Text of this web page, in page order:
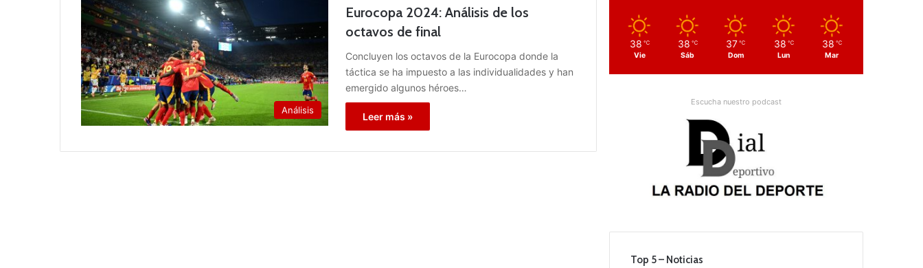
Análisis
Eurocopa 2024: Análisis de los
octavos de final
Concluyen los octavos de la Eurocopa donde la
táctica se ha impuesto a las individualidades y han
emergido algunos héroes…
Leer más »
38 ℃
Vie
38 ℃
Sáb
37 ℃
Dom
38 ℃
Lun
38 ℃
Mar
Escucha nuestro podcast
Top 5 – Noticias